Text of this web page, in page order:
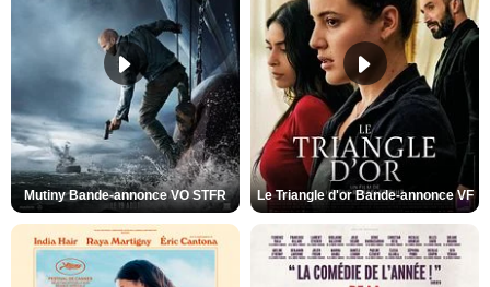
Mutiny Bande-annonce VO STFR Le Triangle d'or Bande-annonce VF